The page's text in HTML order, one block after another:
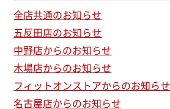
全店共通のお知らせ
五反田店のお知らせ
中野店からのお知らせ
木場店からのお知らせ
フィットオンストアからのお知らせ
名古屋店からのお知らせ